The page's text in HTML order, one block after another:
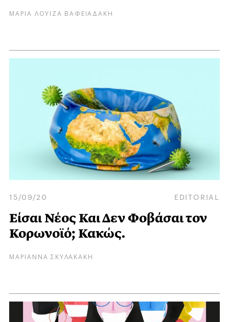
ΜΑΡΙΑ ΛΟΥΙΖΑ ΒΑΦΕΙΑΔΑΚΗ
15/09/20 EDITORIAL
Είσαι Νέος Και Δεν Φοβάσαι τον
Κορωνοϊό; Κακώς.
ΜΑΡΙΑΝΝΑ ΣΚΥΛΑΚΑΚΗ